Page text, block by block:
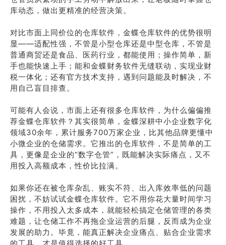
库动态，做出更精准的经营决策。
对比市面上同价位的仓库软件，金蝶仓库软件的优势很明
显——适配性强，不管是小型仓库还是中型仓库，不管是
普通商贸还是食品、医药行业，都能使用；操作简单，新
手也能快速上手；能和金蝶财务软件无缝联动，实现业财
税一体化；还有官方技术支持，遇到问题能及时解决，不
用自己盲目排查。
可能有人会说，市面上还有很多仓库软件，为什么偏偏推
荐金蝶仓库软件？其实很简单，金蝶深耕中小企业数字化
领域30余年，累计服务700万家企业，比其他品牌更懂中
小微企业的仓储需求。它推出的仓库软件，不是简单的工
具，更像是企业的“数字仓管”，既能解决实际痛点，又不
用投入高额成本，性价比拉满。
如果你还在被仓库杂乱、账实不符、出入库效率低的问题
困扰，不妨试试金蝶仓库软件。它不用你花大量时间学习
操作，不用投入太多成本，就能轻松搞定仓储管理的各类
难题，让仓储工作不再拖企业运营的后腿，反而成为企业
发展的助力。毕竟，能真正解决企业痛点、贴合企业需求